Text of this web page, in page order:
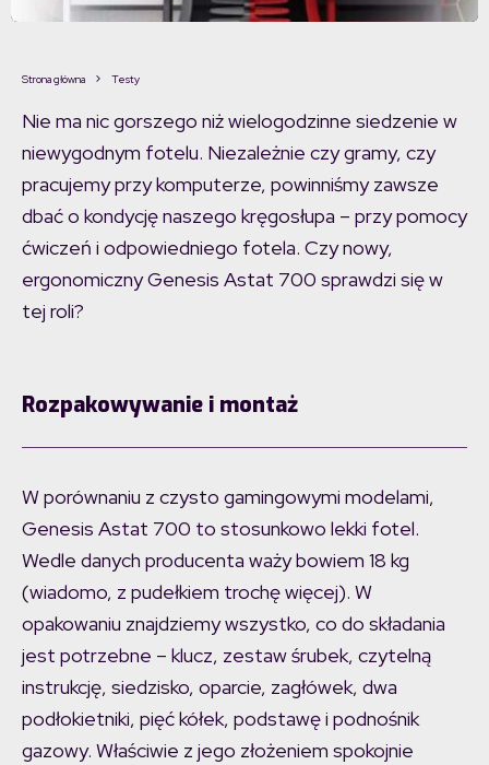
Strona główna Testy
Nie ma nic gorszego niż wielogodzinne siedzenie w
niewygodnym fotelu. Niezależnie czy gramy, czy
pracujemy przy komputerze, powinniśmy zawsze
dbać o kondycję naszego kręgosłupa – przy pomocy
ćwiczeń i odpowiedniego fotela. Czy nowy,
ergonomiczny Genesis Astat 700 sprawdzi się w
tej roli?
Rozpakowywanie i montaż
W porównaniu z czysto gamingowymi modelami,
Genesis Astat 700 to stosunkowo lekki fotel.
Wedle danych producenta waży bowiem 18 kg
(wiadomo, z pudełkiem trochę więcej). W
opakowaniu znajdziemy wszystko, co do składania
jest potrzebne – klucz, zestaw śrubek, czytelną
instrukcję, siedzisko, oparcie, zagłówek, dwa
podłokietniki, pięć kółek, podstawę i podnośnik
gazowy. Właściwie z jego złożeniem spokojnie